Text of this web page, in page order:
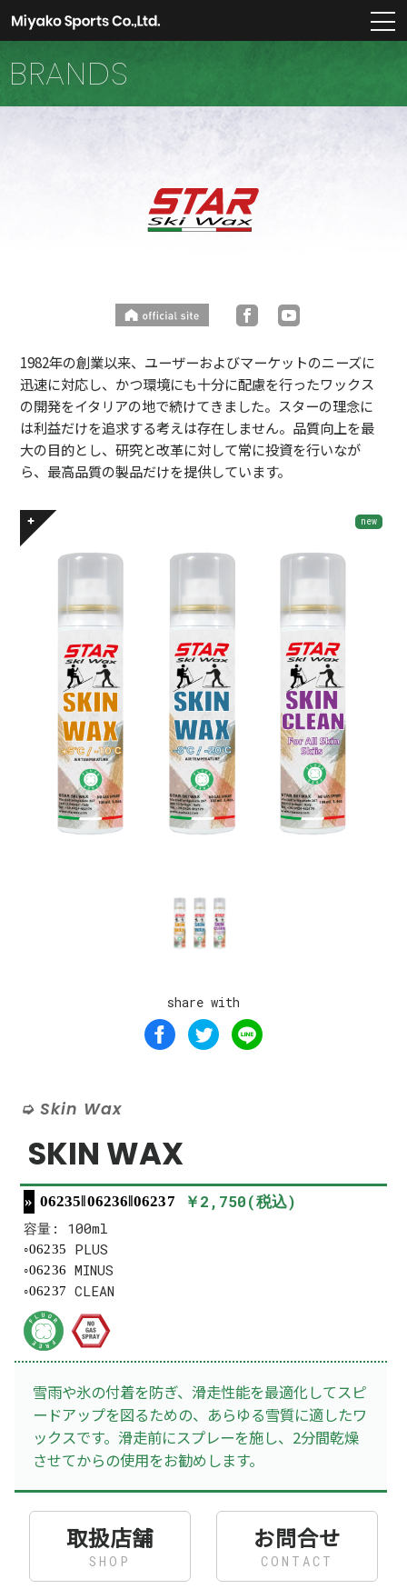
BRANDS
1982年の創業以来、ユーザーおよびマーケットのニーズに
迅速に対応し、かつ環境にも十分に配慮を行ったワックス
の開発をイタリアの地で続けてきました。スターの理念に
は利益だけを追求する考えは存在しません。品質向上を最
大の目的とし、研究と改革に対して常に投資を行いなが
ら、最高品質の製品だけを提供しています。
new
share with
Skin Wax
SKIN WAX
06235‖06236‖06237 ￥2,750(税込)
容量: 100ml
06235 PLUS
06236 MINUS
06237 CLEAN
雪雨や氷の付着を防ぎ、滑走性能を最適化してスピ
ードアップを図るための、あらゆる雪質に適したワ
ックスです。滑走前にスプレーを施し、2分間乾燥
させてからの使用をお勧めします。
取扱店舗
SHOP
お問合せ
CONTACT